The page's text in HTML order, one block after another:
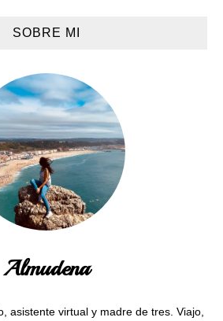
SOBRE MI
Almudena
asistente virtual y madre de tres. Viajo,